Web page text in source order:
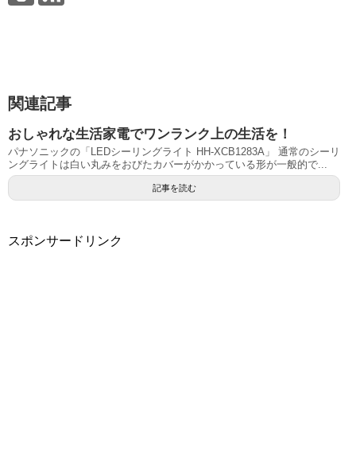
関連記事
おしゃれな生活家電でワンランク上の生活を！
パナソニックの「LEDシーリングライト HH-XCB1283A」 通常のシーリ
ングライトは白い丸みをおびたカバーがかかっている形が一般的で...
記事を読む
スポンサードリンク